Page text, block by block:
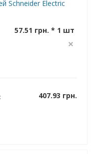
Schneider Electric
57.51 грн. * 1 шт
407.93 грн.